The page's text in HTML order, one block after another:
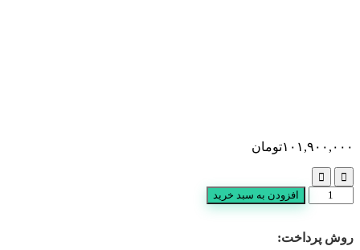
۱۰۱,۹۰۰,۰۰۰تومان
آیینه
میز
افزودن به سبد خرید
روش پرداخت: